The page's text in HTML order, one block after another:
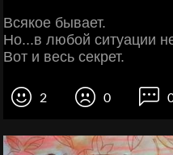
Всякое бывает.
Но...в любой ситуации
Вот и весь секрет.
2 0